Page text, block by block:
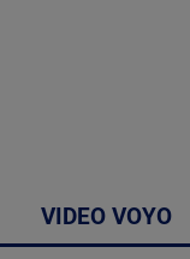
VIDEO VOYO